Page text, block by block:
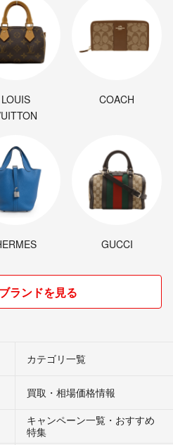
LOUIS
COACH
GUCCI
ランドを見る
カテゴリ一覧
買取・相場価格情報
キャンペーン一覧・おすすめ
特集